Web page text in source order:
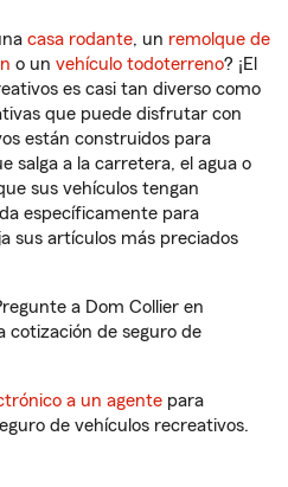
casa rodante, un remolque de
o un vehículo todoterreno? ¡El
es casi tan diverso como
que puede disfrutar con
están construidos para
salga a la carretera, el agua o
sus vehículos tengan
específicamente para
sus artículos más preciados
a Dom Collier en
cotización de seguro de
a un agente para
de vehículos recreativos.